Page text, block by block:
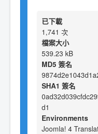
已下載
1,741 次
檔案大小
539.23 kB
MD5 簽名
SHA1 簽名
d1
Environments
Joomla! 4